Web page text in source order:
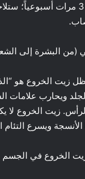
4. الاستمرارية: كرر
(من البشرة إلى
زيت الخروع هو
ويحارب علامات
زيت الخروع لا
ويسرع
الخروع في الجسم